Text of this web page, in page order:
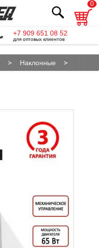
0
+7 909 651 08 52
для оптовых клиентов
Наклонные